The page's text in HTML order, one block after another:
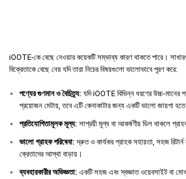
iOOTE-কে বেছে নেওয়ার কয়েকটি সম্ভাব্য কারণ থাকতে পারে। সাধারণত,
বিক্রেতাকে বেছে নেয় যদি তারা নিচের বিষয়গুলো ভালোভাবে পূরণ করে:
পণ্যের গুণমান ও বৈচিত্র্য: যদি iOOTE বিভিন্ন ধরণের উচ্চ-মানের
প্রয়োজন মেটায়, তবে এটি কেনাকাটার জন্য একটি ভালো জায়গা হতে
প্রতিযোগিতামূলক মূল্য: সাশ্রয়ী মূল্য বা আকর্ষণীয় ডিল থাকলে
ভালো গ্রাহক পরিষেবা: দ্রুত ও কার্যকর গ্রাহক সহায়তা, সহজ রিটার্ন
ক্রেতাদের আস্থা বাড়ায়।
ব্যবহারকারীর অভিজ্ঞতা: একটি সহজ এবং স্বজ্ঞাত ওয়েবসাইট বা